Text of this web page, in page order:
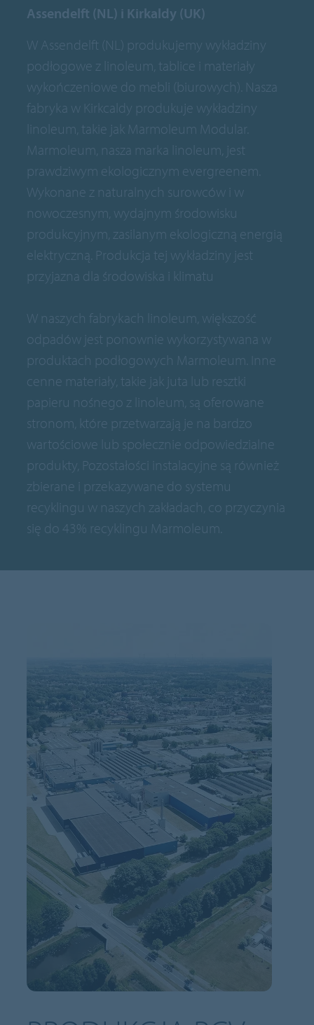
Assendelft (NL) i Kirkaldy (UK)
W Assendelft (NL) produkujemy wykładziny
podłogowe z linoleum, tablice i materiały
wykończeniowe do mebli (biurowych). Nasza
fabryka w Kirkcaldy produkuje wykładziny
linoleum, takie jak Marmoleum Modular.
Marmoleum, nasza marka linoleum, jest
prawdziwym ekologicznym evergreenem.
Wykonane z naturalnych surowców i w
nowoczesnym, wydajnym środowisku
produkcyjnym, zasilanym ekologiczną energią
elektryczną. Produkcja tej wykładziny jest
przyjazna dla środowiska i klimatu
W naszych fabrykach linoleum, większość
odpadów jest ponownie wykorzystywana w
produktach podłogowych Marmoleum. Inne
cenne materiały, takie jak juta lub resztki
papieru nośnego z linoleum, są oferowane
stronom, które przetwarzają je na bardzo
wartościowe lub społecznie odpowiedzialne
produkty, Pozostałości instalacyjne są również
zbierane i przekazywane do systemu
recyklingu w naszych zakładach, co przyczynia
się do 43% recyklingu Marmoleum.